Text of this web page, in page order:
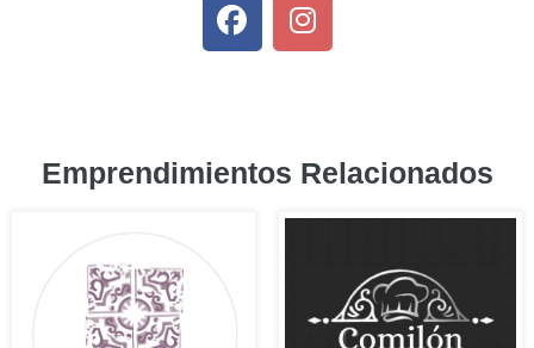
Emprendimientos Relacionados